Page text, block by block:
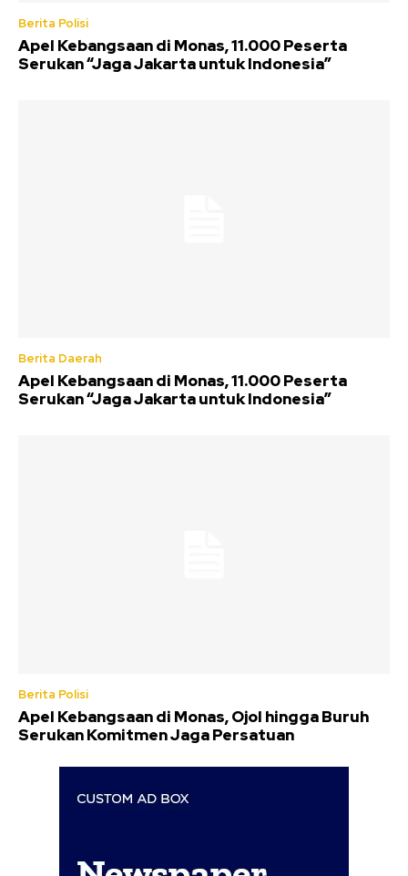
Berita Polisi
Apel Kebangsaan di Monas, 11.000 Peserta
Serukan “Jaga Jakarta untuk Indonesia”
Berita Daerah
Apel Kebangsaan di Monas, 11.000 Peserta
Serukan “Jaga Jakarta untuk Indonesia”
Berita Polisi
Apel Kebangsaan di Monas, Ojol hingga Buruh
Serukan Komitmen Jaga Persatuan